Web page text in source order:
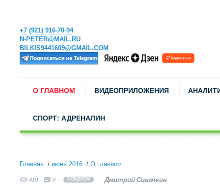
+7 (921) 916-70-94
N-PETER@MAIL.RU
BILKIS9441609@GMAIL.COM
О ГЛАВНОМ ВИДЕОПРИЛОЖЕНИЯ
СПОРТ: АДРЕНАЛИН
Главная июнь 2016 О главном
410 0 О ГЛАВНОМ Дмитрий Синочкин